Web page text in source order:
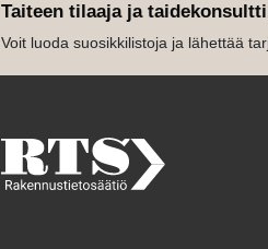
Taiteen tilaaja ja
Voit luoda suosikkilistoja ja lähettää